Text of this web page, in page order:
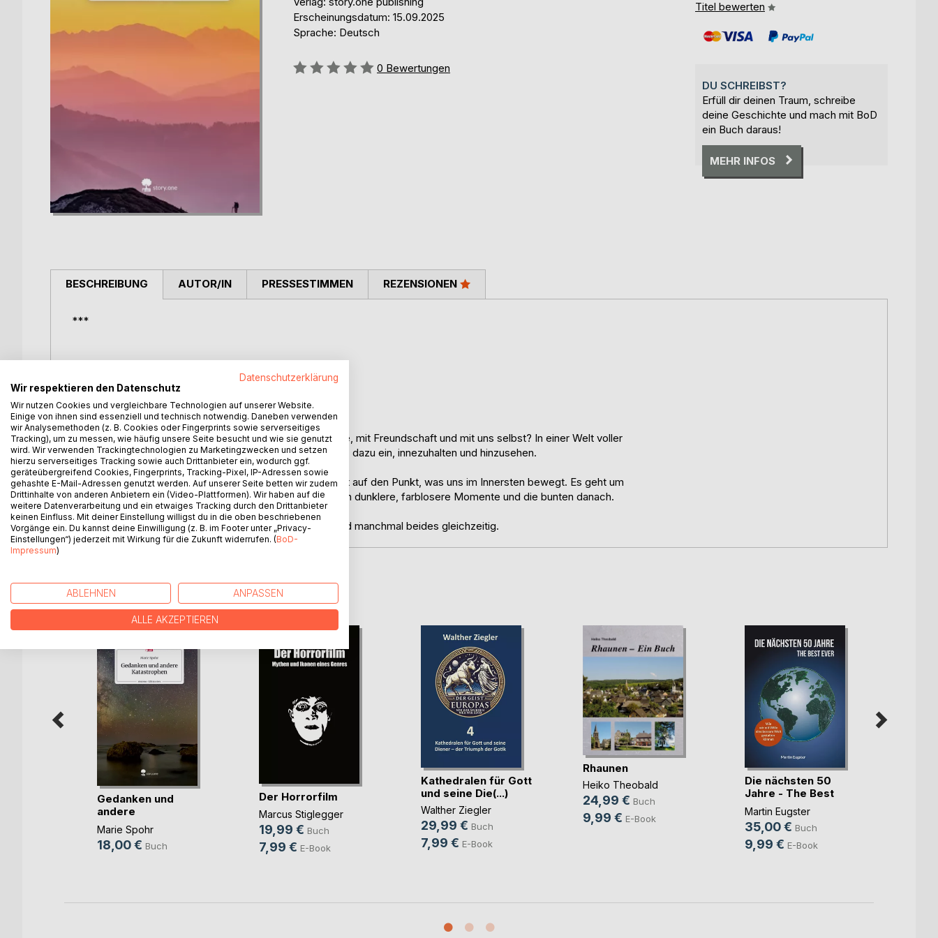
Erscheinungsdatum: 15.09.2025
Sprache: Deutsch
Bewertung::
0 Bewertungen
Titel bewerten
DU SCHREIBST?
Erfüll dir deinen Traum, schreibe
deine Geschichte und mach mit BoD
ein Buch daraus!
MEHR INFOS
BESCHREIBUNG
***
Weil Gedanken in den verschiedensten Farben leuchten
Was bedeutet es zu lieben? Was verbindet uns mit Familie, mit Freundschaft und mit uns selbst? In einer Welt voller
Lärm, Erwartungen und Kontrasten lädt "Gedankenfarben" dazu ein, innezuhalten und hinzusehen.
Die Sammlung aus 17 lyrischen Texten und Gedichten trifft auf den Punkt, was uns im Innersten bewegt. Es geht um
das Suchen und Finden, um das Fühlen und Loslassen. Um dunklere, farblosere Momente und die bunten danach.
Gedankenfarben ist für alle, die gerne denken. Fühlen. Und manchmal beides gleichzeitig.
AUTOR/IN PRESSESTIMMEN REZENSIONEN
WEITERE TITEL BEIBoD
Gedanken und
andere
Katastrophen. (...)
Marie Spohr
18,00 € Buch
Der Horrorfilm
Marcus Stiglegger
19,99 € Buch
7,99 € E-Book
Kathedralen für Gott
und seine Die(...)
Walther Ziegler
29,99 € Buch
7,99 € E-Book
Rhaunen
Heiko Theobald
24,99 € Buch
9,99 € E-Book
Die nächsten 50
Jahre - The Best
Ever
Martin Eugster
35,00 € Buch
9,99 € E-Book
Datenschutzerklärung
Wir respektieren den Datenschutz
Wir nutzen Cookies und vergleichbare Technologien auf unserer Website.
Einige von ihnen sind essenziell und technisch notwendig. Daneben verwenden
wir Analysemethoden (z. B. Cookies oder Fingerprints sowie serverseitiges
Tracking), um zu messen, wie häufig unsere Seite besucht und wie sie genutzt
wird. Wir verwenden Trackingtechnologien zu Marketingzwecken und setzen
hierzu serverseitiges Tracking sowie auch Drittanbieter ein, wodurch ggf.
geräteübergreifend Cookies, Fingerprints, Tracking-Pixel, IP-Adressen sowie
gehashte E-Mail-Adressen genutzt werden. Auf unserer Seite betten wir zudem
Drittinhalte von anderen Anbietern ein (Video-Plattformen). Wir haben auf die
weitere Datenverarbeitung und ein etwaiges Tracking durch den Drittanbieter
keinen Einfluss. Mit deiner Einstellung willigst du in die oben beschriebenen
Vorgänge ein. Du kannst deine Einwilligung (z. B. im Footer unter „Privacy-
Einstellungen“) jederzeit mit Wirkung für die Zukunft widerrufen. (BoD-
Impressum)
ABLEHNEN ANPASSEN
ALLE AKZEPTIEREN